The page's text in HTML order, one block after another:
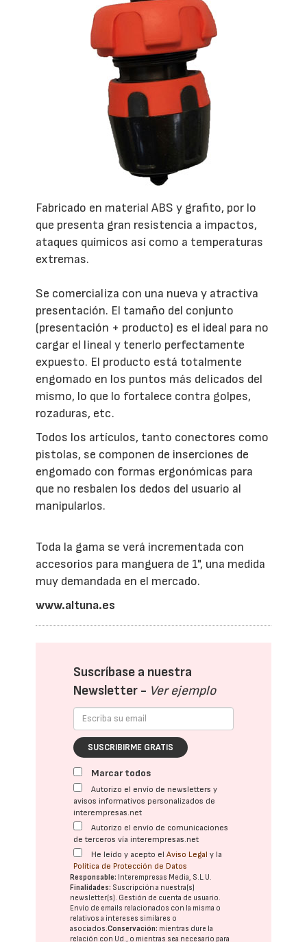
Fabricado en material ABS y grafito, por lo
que presenta gran resistencia a impactos,
ataques químicos así como a temperaturas
extremas.
Se comercializa con una nueva y atractiva
presentación. El tamaño del conjunto
(presentación + producto) es el ideal para no
cargar el lineal y tenerlo perfectamente
expuesto. El producto está totalmente
engomado en los puntos más delicados del
mismo, lo que lo fortalece contra golpes,
rozaduras, etc.
Todos los artículos, tanto conectores como
pistolas, se componen de inserciones de
engomado con formas ergonómicas para
que no resbalen los dedos del usuario al
manipularlos.
Toda la gama se verá incrementada con
accesorios para manguera de 1", una medida
muy demandada en el mercado.
www.altuna.es
Suscríbase a nuestra
Newsletter - Ver ejemplo
SUSCRIBIRME GRATIS
Marcar todos
Autorizo el envío de newsletters y
avisos informativos personalizados de
interempresas.net
Autorizo el envío de comunicaciones
de terceros vía interempresas.net
He leído y acepto elAviso Legal y la
Política de Protección de Datos
Responsable: Interempresas Media, S.L.U.
Finalidades: Suscripción a nuestra(s)
newsletter(s). Gestión de cuenta de usuario.
Envío de emails relacionados con la misma o
relativos a intereses similares o
asociados.Conservación: mientras dure la
relación con Ud., o mientras sea necesario para